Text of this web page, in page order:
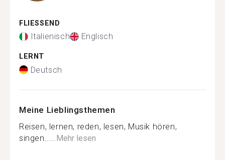
FLIESSEND
Italienisch Englisch
LERNT
Deutsch
Meine Lieblingsthemen
Reisen, lernen, reden, lesen, Musik hören,
singen..... Mehr lesen